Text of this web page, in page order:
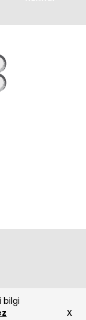
bilgi
x